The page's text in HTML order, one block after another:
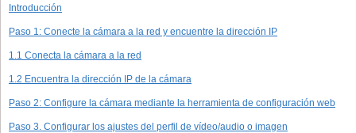
Introducción
Paso 1: Conecte la cámara a la red y encuentre la dirección IP
1.1 Conecta la cámara a la red
1.2 Encuentra la dirección IP de la cámara
Paso 2: Configure la cámara mediante la herramienta de configuración web
Paso 3. Configurar los ajustes del perfil de vídeo/audio o imagen